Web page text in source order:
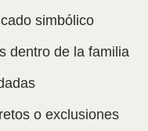
simbólico
dentro de la familia
o exclusiones